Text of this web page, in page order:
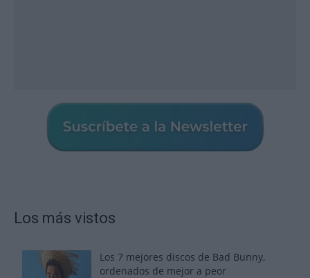
Los más vistos
Los 7 mejores discos de Bad Bunny,
ordenados de mejor a peor